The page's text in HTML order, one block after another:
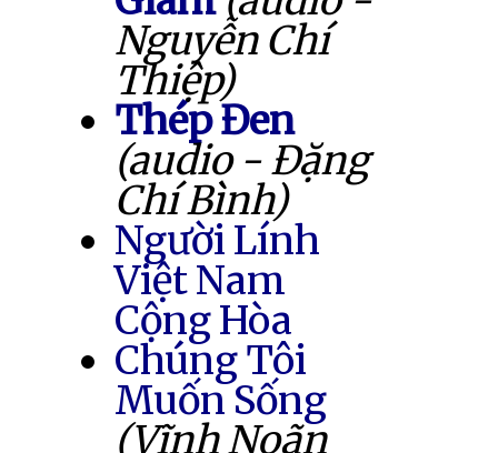
Nguyễn Chí
Thiệp)
Thép Đen
(audio - Đặng
Chí Bình)
Người Lính
Việt Nam
Cộng Hòa
Chúng Tôi
Muốn Sống
(Vĩnh Noãn